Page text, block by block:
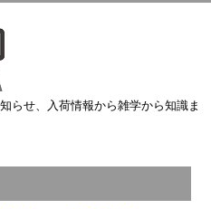
らせ、入荷情報から雑学から知識ま